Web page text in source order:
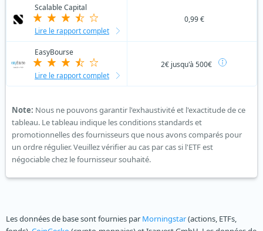
Scalable Capital
Lire le rapport complet
0,99 €
EasyBourse
Lire le rapport complet
2€ jusqu'à 500€
Note: Nous ne pouvons garantir l'exhaustivité et l'exactitude de ce
tableau. Le tableau indique les conditions standards et
promotionnelles des fournisseurs que nous avons comparés pour
un ordre régulier. Veuillez vérifier au cas par cas si l'ETF est
négociable chez le fournisseur souhaité.
Les données de base sont fournies par Morningstar(actions, ETFs,